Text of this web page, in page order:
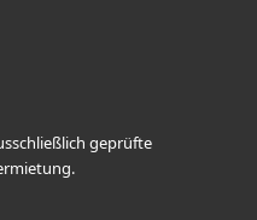
geprüfte